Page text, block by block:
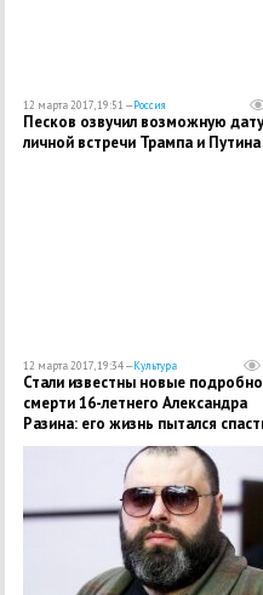
12 марта 2017, 19:51 —Россия
Песков озвучил возможную дату
личной встречи Трампа и Путина
12 марта 2017, 19:34 —Культура
Стали известны новые
смерти 16-летнего Александра
Разина: его жизнь пытался
случайный прохожий